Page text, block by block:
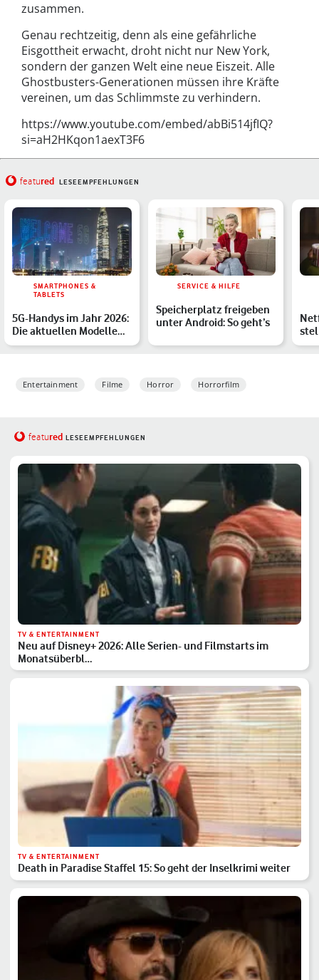
zusammen.
Genau rechtzeitig, denn als eine gefährliche
Eisgottheit erwacht, droht nicht nur New York,
sondern der ganzen Welt eine neue Eiszeit. Alle
Ghostbusters-Generationen müssen ihre Kräfte
vereinen, um das Schlimmste zu verhindern.
https://www.youtube.com/embed/abBi514jfIQ?
si=aH2HKqon1aexT3F6
featured LESEEMPFEHLUNGEN
SMARTPHONES &
TABLETS
5G-Handys im Jahr 2026:
Die aktuellen Modelle
von Samsung, Apple …
SERVICE & HILFE
Speicherplatz freigeben
unter Android: So geht’s
Entertainment Filme Horror Horrorfilm
featured LESEEMPFEHLUNGEN
TV & ENTERTAINMENT
Neu auf Disney+ 2026: Alle Serien- und Filmstarts im
Monatsüberbl…
TV & ENTERTAINMENT
Death in Paradise Staffel 15: So geht der Inselkrimi weiter